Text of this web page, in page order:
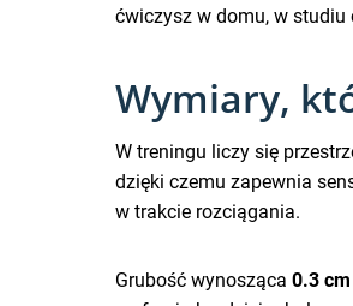
ćwiczysz w domu, w studiu
Wymiary,
W treningu liczy się
dzięki czemu zapewnia
w trakcie rozciągania.
Grubość wynosząca 0.3 cm